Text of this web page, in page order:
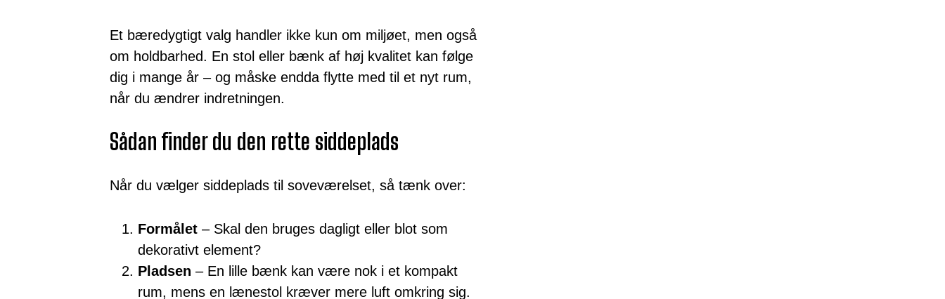
Et bæredygtigt valg handler ikke kun om miljøet, men også
om holdbarhed. En stol eller bænk af høj kvalitet kan følge
dig i mange år – og måske endda flytte med til et nyt rum,
når du ændrer indretningen.
Sådan finder du den rette siddeplads
Når du vælger siddeplads til soveværelset, så tænk over:
Formålet – Skal den bruges dagligt eller blot som
dekorativt element?
Pladsen – En lille bænk kan være nok i et kompakt
rum, mens en lænestol kræver mere luft omkring sig.